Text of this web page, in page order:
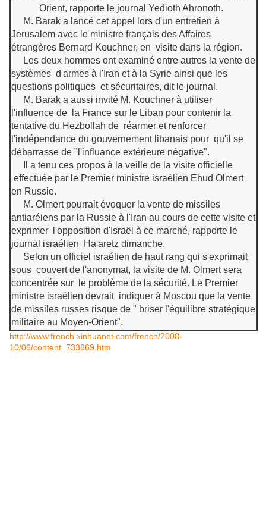
Orient, rapporte le journal Yedioth Ahronoth.
M. Barak a lancé cet appel lors d'un entretien à
Jerusalem avec le ministre français des Affaires
étrangères Bernard Kouchner, en visite dans la région.
Les deux hommes ont examiné entre autres la vente de
systèmes d'armes à l'Iran et à la Syrie ainsi que les
questions politiques et sécuritaires, dit le journal.
M. Barak a aussi invité M. Kouchner à utiliser
l'influence de la France sur le Liban pour contenir la
tentative du Hezbollah de réarmer et renforcer
l'indépendance du gouvernement libanais pour qu'il se
débarrasse de "l'influance extérieure négative".
Il a tenu ces propos à la veille de la visite officielle
effectuée par le Premier ministre israélien Ehud Olmert
en Russie.
M. Olmert pourrait évoquer la vente de missiles
antiaréiens par la Russie à l'Iran au cours de cette visite et
exprimer l'opposition d'Israël à ce marché, rapporte le
journal israélien Ha'aretz dimanche.
Selon un officiel israélien de haut rang qui s'exprimait
sous couvert de l'anonymat, la visite de M. Olmert sera
concentrée sur le problème de la sécurité. Le Premier
ministre israélien devrait indiquer à Moscou que la vente
de missiles russes risque de " briser l'équilibre stratégique
militaire au Moyen-Orient".
http://www.french.xinhuanet.com/french/2008-
10/06/content_733669.htm